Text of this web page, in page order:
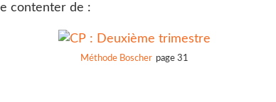
contenter de :
Méthode Boscher page 31